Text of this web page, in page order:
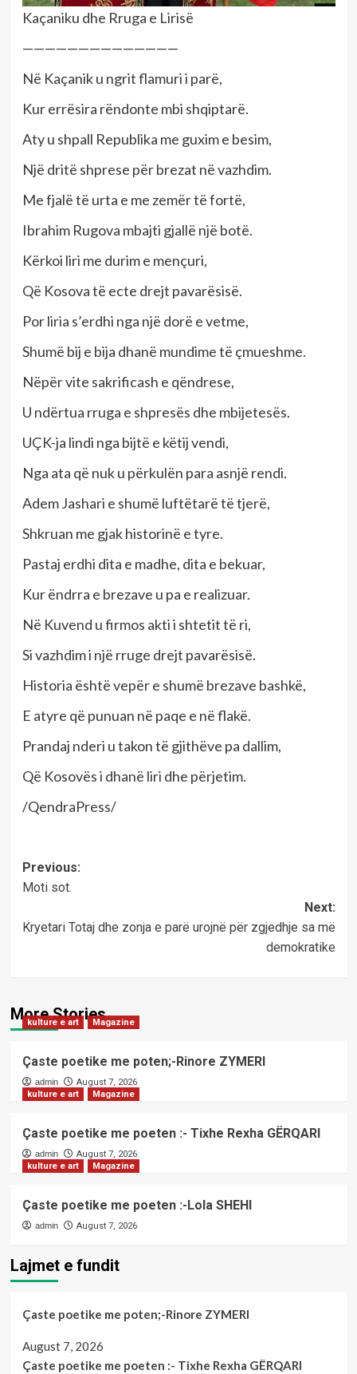
Kaçaniku dhe Rruga e Lirisë
——————————————
Në Kaçanik u ngrit flamuri i parë,
Kur errësira rëndonte mbi shqiptarë.
Aty u shpall Republika me guxim e besim,
Një dritë shprese për brezat në vazhdim.
Me fjalë të urta e me zemër të fortë,
Ibrahim Rugova mbajti gjallë një botë.
Kërkoi liri me durim e mençuri,
Që Kosova të ecte drejt pavarësisë.
Por liria s’erdhi nga një dorë e vetme,
Shumë bij e bija dhanë mundime të çmueshme.
Nëpër vite sakrificash e qëndrese,
U ndërtua rruga e shpresës dhe mbijetesës.
UÇK-ja lindi nga bijtë e këtij vendi,
Nga ata që nuk u përkulën para asnjë rendi.
Adem Jashari e shumë luftëtarë të tjerë,
Shkruan me gjak historinë e tyre.
Pastaj erdhi dita e madhe, dita e bekuar,
Kur ëndrra e brezave u pa e realizuar.
Në Kuvend u firmos akti i shtetit të ri,
Si vazhdim i një rruge drejt pavarësisë.
Historia është vepër e shumë brezave bashkë,
E atyre që punuan në paqe e në flakë.
Prandaj nderi u takon të gjithëve pa dallim,
Që Kosovës i dhanë liri dhe përjetim.
/QendraPress/
Post
navigation
Previous:
Moti sot.
Next:
Kryetari Totaj dhe zonja e parë urojnë për zgjedhje sa më
demokratike
More Stories
kulture e art Magazine
Çaste poetike me poten;-Rinore ZYMERI
admin
August 7, 2026
kulture e art
Magazine
Çaste poetike me poeten :- Tixhe Rexha GËRQARI
admin
August 7, 2026
kulture e art
Magazine
Çaste poetike me poeten :-Lola SHEHI
admin August 7, 2026
Lajmet e fundit
Çaste poetike me poten;-Rinore ZYMERI
August 7, 2026
Çaste poetike me poeten :- Tixhe Rexha GËRQARI